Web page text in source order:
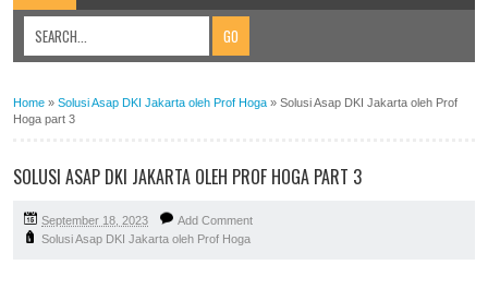
Home » Solusi Asap DKI Jakarta oleh Prof Hoga » Solusi Asap DKI Jakarta oleh Prof
Hoga part 3
SOLUSI ASAP DKI JAKARTA OLEH PROF HOGA PART 3
September 18, 2023
Add Comment
Solusi Asap DKI Jakarta oleh Prof Hoga